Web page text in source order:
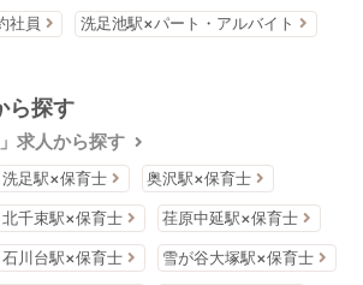
社員 洗足池駅×パート・アルバイト
ら探す
求人から探す
洗足駅×保育士 奥沢駅×保育士
北千束駅×保育士 荏原中延駅×保育士
石川台駅×保育士 雪が谷大塚駅×保育士